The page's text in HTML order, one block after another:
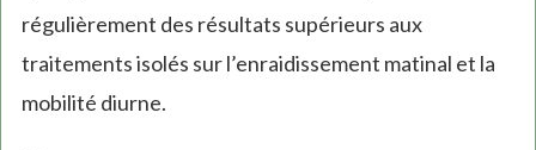
régulièrement des résultats supérieurs aux
traitements isolés sur l’enraidissement matinal et la
mobilité diurne.